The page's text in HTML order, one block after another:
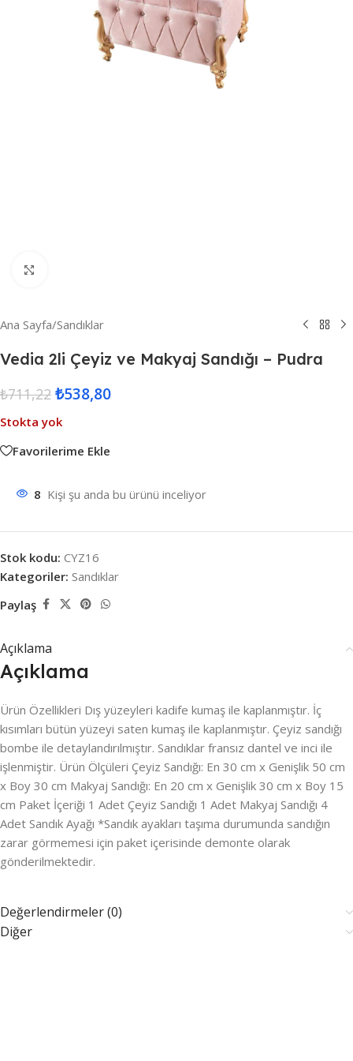
Ana Sayfa/Sandıklar
Vedia 2li Çeyiz ve Makyaj Sandığı – Pudra
₺711,22 ₺538,80
Stokta yok
Favorilerime Ekle
8 Kişi şu anda bu ürünü inceliyor
Stok kodu: CYZ16
Kategoriler: Sandıklar
Paylaş
Açıklama
Açıklama
Ürün Özellikleri Dış yüzeyleri kadife kumaş ile kaplanmıştır. İç
kısımları bütün yüzeyi saten kumaş ile kaplanmıştır. Çeyiz sandığı
bombe ile detaylandırılmıştır. Sandıklar fransız dantel ve inci ile
işlenmiştir. Ürün Ölçüleri Çeyiz Sandığı: En 30 cm x Genişlik 50 cm
x Boy 30 cm Makyaj Sandığı: En 20 cm x Genişlik 30 cm x Boy 15
cm Paket İçeriği 1 Adet Çeyiz Sandığı 1 Adet Makyaj Sandığı 4
Adet Sandık Ayağı *Sandık ayakları taşıma durumunda sandığın
zarar görmemesi için paket içerisinde demonte olarak
gönderilmektedir.
Değerlendirmeler (0)
Diğer